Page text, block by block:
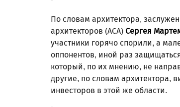
По словам архитектора,
архитекторов (АСА) Сергея
участники горячо спорили, а
оппонентов, иной раз
который, по их мнению, не
другие, по словам архитектора,
инвесторов в этой же области.